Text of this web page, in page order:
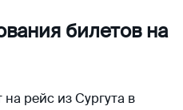
билетов на
рейс из Сургута в